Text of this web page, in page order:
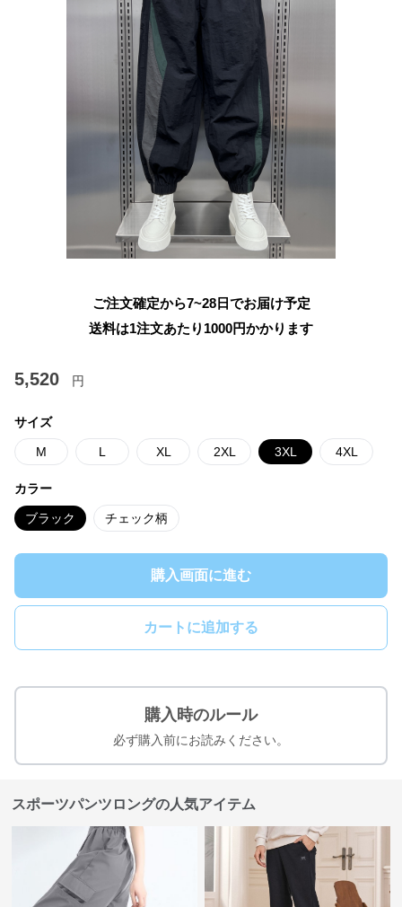
ご注文確定から7~28日でお届け予定
送料は1注文あたり 1000円かかります
5,520 円
サイズ
M L XL 2XL 3XL 4XL
カラー
ブラック チェック柄
購入画面に進む
カートに追加する
購入時のルール
必ず購入前にお読みください。
スポーツパンツロングの人気アイテム